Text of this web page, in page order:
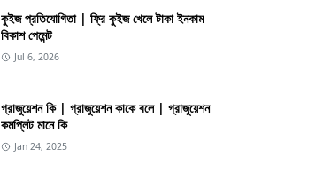
কুইজ প্রতিযোগিতা | ফ্রি কুইজ খেলে টাকা ইনকাম
বিকাশ পেমেন্ট
Jul 6, 2026
গ্রাজুয়েশন কি | গ্রাজুয়েশন কাকে বলে | গ্রাজুয়েশন
কমপ্লিট মানে কি
Jan 24, 2025